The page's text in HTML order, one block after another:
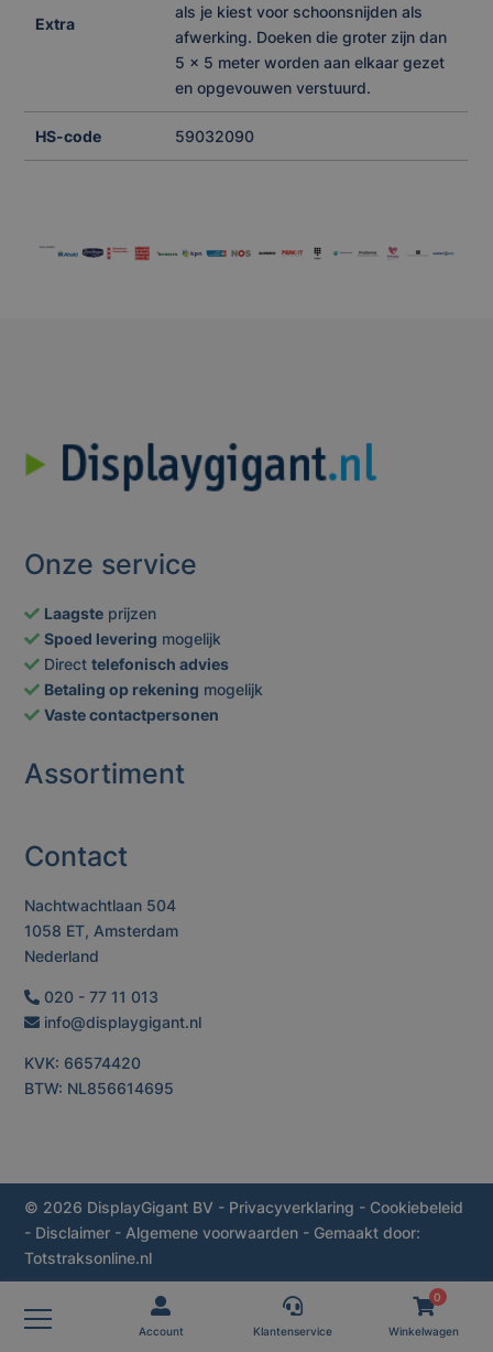
Account Klantenservice
0
Winkelwagen
Extra
als je kiest voor schoonsnijden als
afwerking. Doeken die groter zijn dan
5 x 5 meter worden aan elkaar gezet
en opgevouwen verstuurd.
HS-code 59032090
Onze service
Laagste prijzen
Spoed levering mogelijk
Directtelefonisch advies
Betaling op rekening mogelijk
Vaste contactpersonen
Assortiment
Contact
Nachtwachtlaan 504
1058 ET, Amsterdam
Nederland
020 - 77 11 013
info@displaygigant.nl
KVK: 66574420
BTW: NL856614695
© 2026 DisplayGigant BV - Privacyverklaring - Cookiebeleid
- Disclaimer - Algemene voorwaarden - Gemaakt door:
Totstraksonline.nl